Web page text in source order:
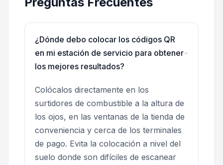
¿Dónde debo colocar los códigos QR
en mi estación de servicio para obtener
los mejores resultados?
Colócalos directamente en los
surtidores de combustible a la altura de
los ojos, en las ventanas de la tienda de
conveniencia y cerca de los terminales
de pago. Evita la colocación a nivel del
suelo donde son difíciles de escanear